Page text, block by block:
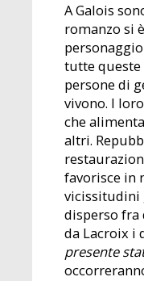
A Galois
romanzo si
tutte queste
persone di
vivono. I
che
altri.
favorisce in
vicissitudini
disperso fra
da Lacroix i
presente